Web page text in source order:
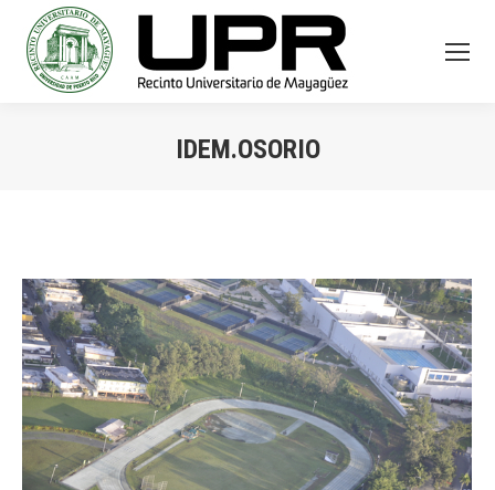
IDEM.OSORIO